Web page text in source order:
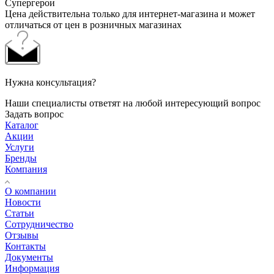
Супергерои
Цена действительна только для интернет-магазина и может
отличаться от цен в розничных магазинах
Нужна консультация?
Наши специалисты ответят на любой интересующий вопрос
Задать вопрос
Каталог
Акции
Услуги
Бренды
Компания
О компании
Новости
Статьи
Сотрудничество
Отзывы
Контакты
Документы
Информация